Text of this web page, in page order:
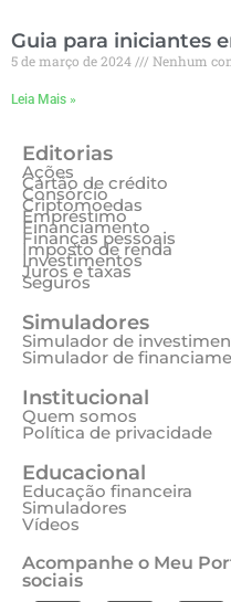
Guia para iniciantes
5 de março de 2024 Nenhum
Leia Mais »
Editorias
Ações
Cartão de crédito
Consórcio
Criptomoedas
Empréstimo
Financiamento
Finanças pessoais
Imposto de renda
Investimentos
Juros e taxas
Seguros
Simuladores
Simulador de
Simulador de
Institucional
Quem somos
Política de privacidade
Educacional
Educação financeira
Simuladores
Vídeos
Acompanhe o Meu
sociais